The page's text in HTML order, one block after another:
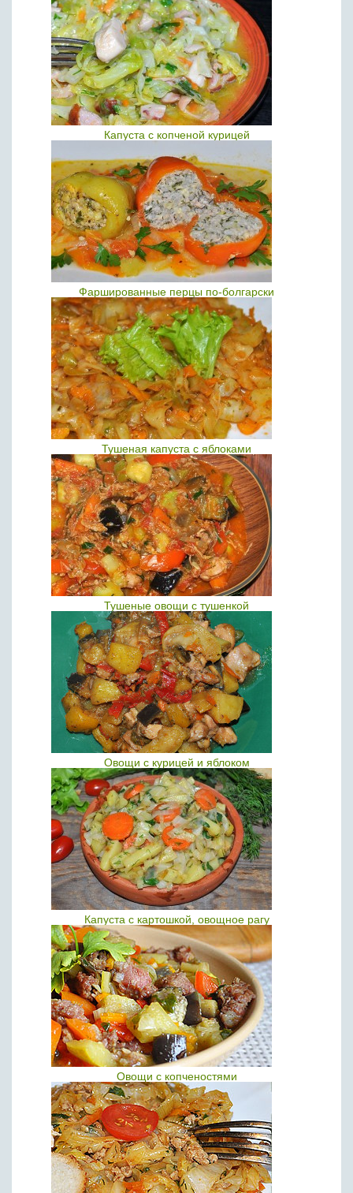
Капуста с копченой курицей
Фаршированные перцы по-болгарски
Тушеная капуста с яблоками
Тушеные овощи с тушенкой
Овощи с курицей и яблоком
Капуста с картошкой, овощное рагу
Овощи с копченостями